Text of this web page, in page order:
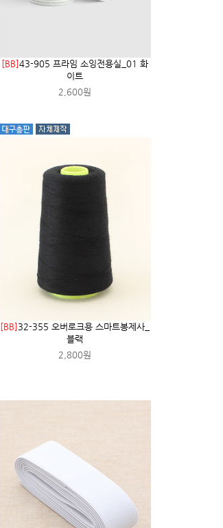
[BB]43-905 프라임 소잉전용실_01 화
이트
2,600원
[BB] 32-355 오버로크용 스마트봉제사_
블랙
2,800원